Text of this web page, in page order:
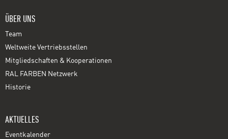
ÜBER UNS
Team
Weltweite Vertriebsstellen
Mitgliedschaften & Kooperationen
RAL FARBEN Netzwerk
Historie
AKTUELLES
Eventkalender